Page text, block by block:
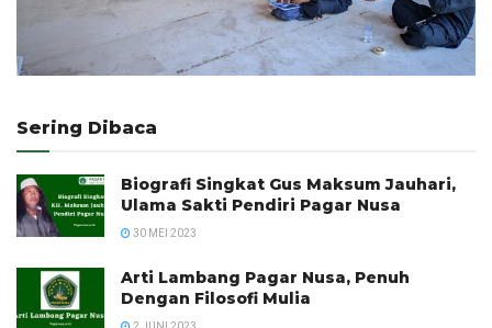
Sering Dibaca
Biografi Singkat Gus Maksum Jauhari,
Ulama Sakti Pendiri Pagar Nusa
30 MEI 2023
Arti Lambang Pagar Nusa, Penuh
Dengan Filosofi Mulia